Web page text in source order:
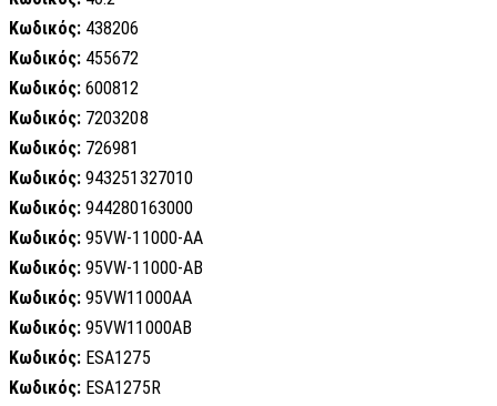
Κωδικός: 438206
Κωδικός: 455672
Κωδικός: 600812
Κωδικός: 7203208
Κωδικός: 726981
Κωδικός: 943251327010
Κωδικός: 944280163000
Κωδικός: 95VW-11000-AA
Κωδικός: 95VW-11000-AB
Κωδικός: 95VW11000AA
Κωδικός: 95VW11000AB
Κωδικός: ESA1275
Κωδικός: ESA1275R